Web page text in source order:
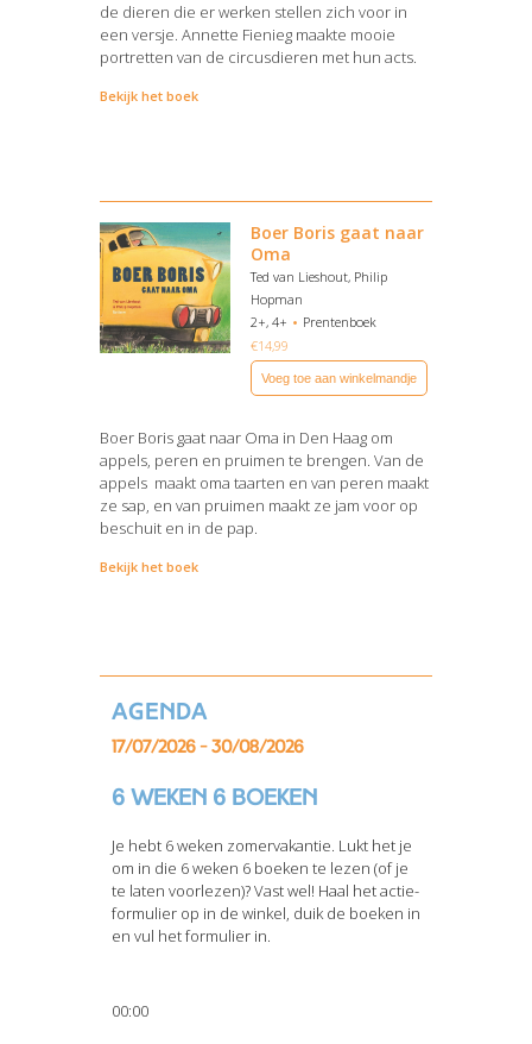
de dieren die er werken stellen zich voor in
een versje. Annette Fienieg maakte mooie
portretten van de circusdieren met hun acts.
Bekijk het boek
Boer Boris gaat naar
Oma
Ted van Lieshout, Philip
Hopman
2+, 4+
Prentenboek
€14,99
Voeg toe aan winkelmandje
Boer Boris gaat naar Oma in Den Haag om
appels, peren en pruimen te brengen. Van de
appels maakt oma taarten en van peren maakt
ze sap, en van pruimen maakt ze jam voor op
beschuit en in de pap.
Bekijk het boek
Agenda
17/07/2026 - 30/08/2026
6 weken 6 boeken
Je hebt 6 weken zomervakantie. Lukt het je
om in die 6 weken 6 boeken te lezen (of je
te laten voorlezen)? Vast wel! Haal het actie-
formulier op in de winkel, duik de boeken in
en vul het formulier in.
00:00